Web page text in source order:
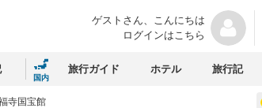
ゲストさん、 こんにちは
ログインはこちら
国内
旅行ガイド ホテル 旅行記
寺国宝館